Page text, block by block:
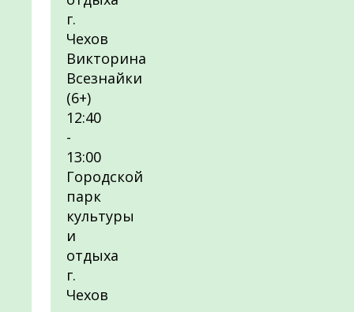
г.
Чехов
Викторина
Всезнайки
(6+)
12:40
-
13:00
Городской
парк
культуры
и
отдыха
г.
Чехов